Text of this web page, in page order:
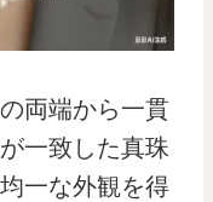
両端から一貫
一致した真珠
一な外観を得